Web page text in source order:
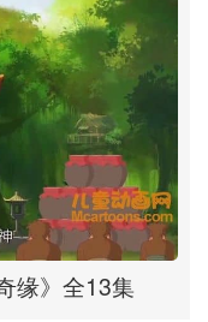
缘》全13集